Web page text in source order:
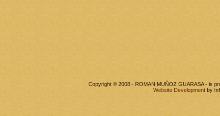
Copyright © 2008 - ROMAN MUÑOZ GUARASA - is
Website Development by